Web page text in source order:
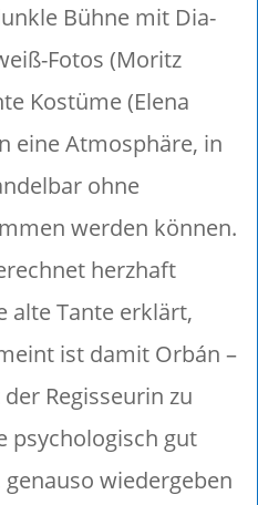
Bühne mit Dia-
Fotos (Moritz
Kostüme (Elena
eine Atmosphäre, in
ohne
werden können.
herzhaft
alte Tante erklärt,
ist damit Orbán –
Regisseurin zu
psychologisch gut
wiedergeben